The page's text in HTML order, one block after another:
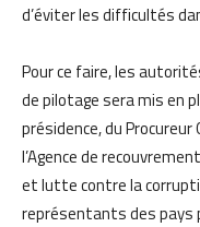
d’éviter les difficultés
Pour ce faire, les
de pilotage sera mis en
présidence, du
l’Agence de
et lutte contre la
représentants des pays